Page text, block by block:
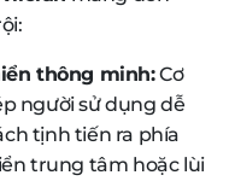
thông minh:Cơ
người sử dụng dễ
tịnh tiến ra phía
trung tâm hoặc lùi